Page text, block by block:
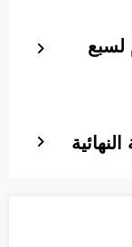
لسبع